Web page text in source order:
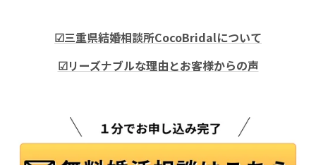
☑三重県結婚相談所CocoBridalについて
☑リーズナブルな理由とお客様からの声